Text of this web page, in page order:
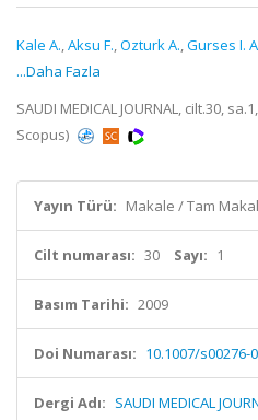
Kale A.,Aksu F.,Ozturk A.,Gurses I.
...Daha Fazla
SAUDI MEDICAL JOURNAL, cilt.30,
Scopus)
Yayın Türü: Makale / Tam
Cilt numarası: 30 Sayı: 1
Basım Tarihi: 2009
Doi Numarası: 10.1007/s00276-
Dergi Adı: SAUDI MEDICAL